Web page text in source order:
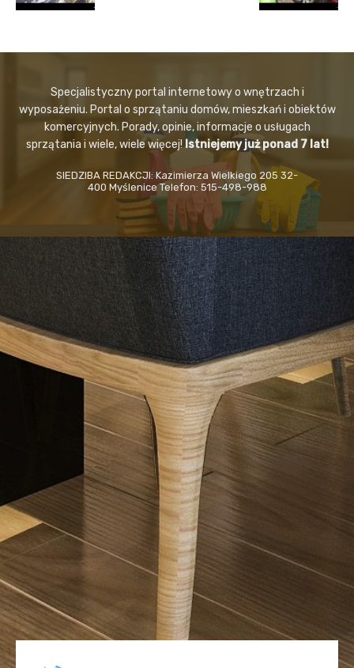
Specjalistyczny portal internetowy o wnętrzach i
wyposażeniu. Portal o sprzątaniu domów, mieszkań i obiektów
komercyjnych. Porady, opinie, informacje o usługach
sprzątania i wiele, wiele więcej!Istniejemy już ponad 7 lat!
SIEDZIBA REDAKCJI: Kazimierza Wielkiego 205 32-
400 Myślenice Telefon: 515-498-988